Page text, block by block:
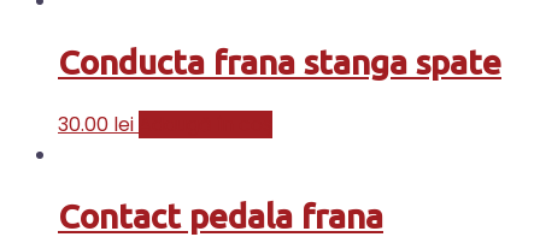
Conducta frana stanga spate
30.00 lei
Contact pedala frana